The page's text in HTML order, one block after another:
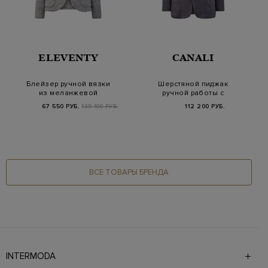
ELEVENTY
Блейзер ручной вязки
из меланжевой
67 550 РУБ. 135 100 РУБ.
CANALI
Шерстяной пиджак
ручной работы с
карманами
112 200 РУБ.
ВСЕ ТОВАРЫ БРЕНДА
INTERMODA